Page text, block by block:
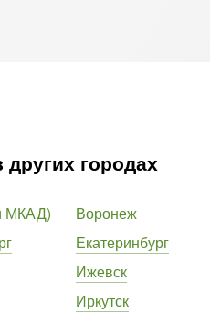
других городах
МКАД)
Воронеж
Екатеринбург
Ижевск
Иркутск